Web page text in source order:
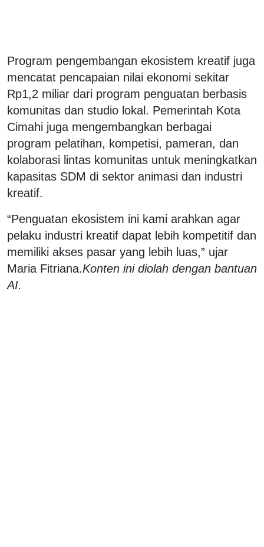
Program pengembangan ekosistem kreatif juga
mencatat pencapaian nilai ekonomi sekitar
Rp1,2 miliar dari program penguatan berbasis
komunitas dan studio lokal. Pemerintah Kota
Cimahi juga mengembangkan berbagai
program pelatihan, kompetisi, pameran, dan
kolaborasi lintas komunitas untuk meningkatkan
kapasitas SDM di sektor animasi dan industri
kreatif.
“Penguatan ekosistem ini kami arahkan agar
pelaku industri kreatif dapat lebih kompetitif dan
memiliki akses pasar yang lebih luas,” ujar
Maria Fitriana.Konten ini diolah dengan bantuan
AI.